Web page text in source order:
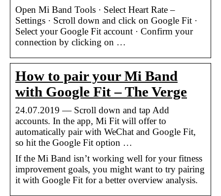
Open Mi Band Tools · Select Heart Rate –
Settings · Scroll down and click on Google Fit ·
Select your Google Fit account · Confirm your
connection by clicking on …
How to pair your Mi Band
with Google Fit – The Verge
24.07.2019 — Scroll down and tap Add
accounts. In the app, Mi Fit will offer to
automatically pair with WeChat and Google Fit,
so hit the Google Fit option …
If the Mi Band isn’t working well for your fitness
improvement goals, you might want to try pairing
it with Google Fit for a better overview analysis.